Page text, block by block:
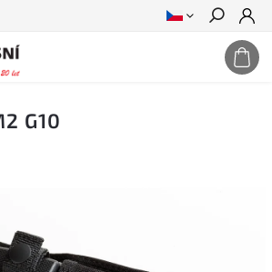
Hledat
G10